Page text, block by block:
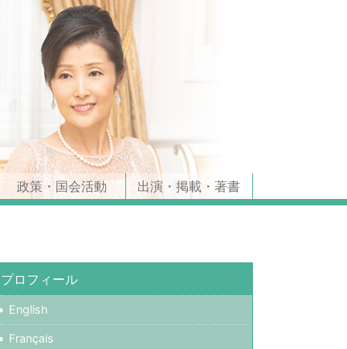
政策・国会活動 出演・掲載・著書
プロフィール
English
Français